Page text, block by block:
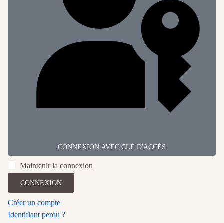
CONNEXION AVEC CLÉ D'ACCÈS
Maintenir la connexion
CONNEXION
Créer un compte
Identifiant perdu ?